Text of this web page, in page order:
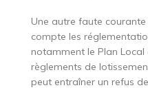
Une autre faute
compte les
notamment le Plan Local
règlements de
peut entraîner un refus